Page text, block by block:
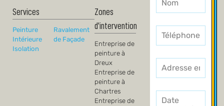
Services
Peinture
Intérieure
Ravalement
de Façade
Isolation
Zones
d'intervention
Entreprise de
peinture à
Dreux
Entreprise de
peinture à
Chartres
Entreprise de
blank